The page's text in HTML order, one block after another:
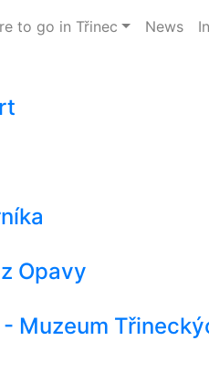
to go in Třinec News
Opavy
Muzeum